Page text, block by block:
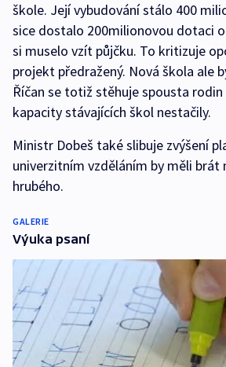
škole. Její vybudování stálo 400
sice dostalo 200milionovou dotaci
si muselo vzít půjčku. To kritizuje
projekt předražený. Nová škola ale
Říčan se totiž stěhuje spousta
kapacity stávajících škol nestačily.
Ministr Dobeš také slibuje zvýšení
univerzitním vzděláním by měli brát
hrubého.
GALERIE
Výuka psaní